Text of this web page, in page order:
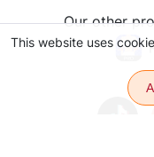
Our other
This website uses